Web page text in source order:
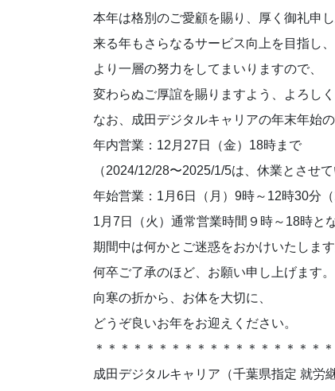
本年は格別のご愛顧を賜り、厚く御礼申し
来る年もさらなるサービス向上を目指し、
より一層の努力をしてまいりますので、
変わらぬご厚誼を賜りますよう、よろし
なお、成田デジタルキャリアの年末年始
年内営業：12月27日（金）18時まで
（2024/12/28〜2025/1/5は、休業とさせて
年始営業：1月6日（月）9時～12時30分
1月7日（火）通常営業時間９時～18時と
期間中は何かとご迷惑をおかけいたします
何卒ご了承のほど、お願い申し上げます。
向寒の折から、お体を大切に、
どうぞ良いお年をお迎えください。
＊＊＊＊＊＊＊＊＊＊＊＊＊＊＊＊＊＊
成田デジタルキャリア（千葉県指定 就労